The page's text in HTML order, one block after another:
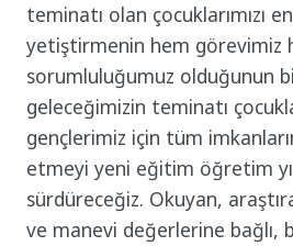
teminatı olan çocuklarımızı
yetiştirmenin hem görevimiz
sorumluluğumuz olduğunun
geleceğimizin teminatı
gençlerimiz için tüm
etmeyi yeni eğitim öğretim
sürdüreceğiz. Okuyan,
ve manevi değerlerine bağlı,